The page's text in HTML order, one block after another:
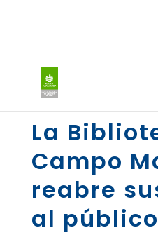
La
Campo
reabre
al público